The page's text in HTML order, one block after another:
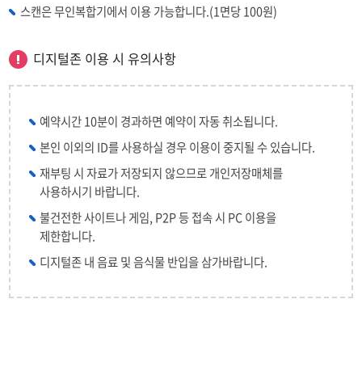
스캔은 무인복합기에서 이용 가능합니다.(1면당 100원)
디지털존 이용 시 유의사항
예약시간 10분이 경과하면 예약이 자동 취소됩니다.
본인 이외의 ID를 사용하실 경우 이용이 중지될 수 있습니다.
재부팅 시 자료가 저장되지 않으므로 개인저장매체를
사용하시기 바랍니다.
불건전한 사이트나 게임, P2P 등 접속 시 PC 이용을
제한합니다.
디지털존 내 음료 및 음식물 반입을 삼가바랍니다.